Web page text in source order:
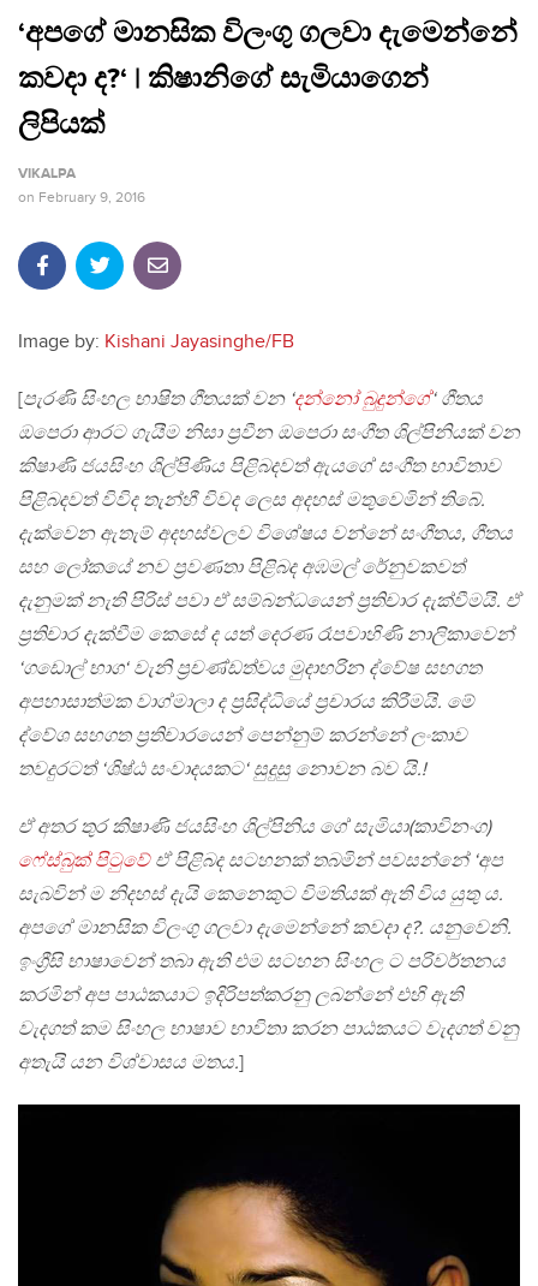
‘අපගේ මානසික විලංගු ගලවා දැමෙන්නේ
කවදා ද?‘ | කිෂානිගේ සැමියාගෙන්
ලිපියක්
VIKALPA
on February 9, 2016
Image by: Kishani Jayasinghe/FB
[පැරණි සිංහල භාෂිත ගීතයක් වන ‘දන්නෝ බුදුන්ගේ‘ ගීතය
ඔපෙරා ආරට ගැයීම නිසා ප්‍රවීන ඔපෙරා සංගීත ශිල්පිනියක් වන
කිෂාණි ජයසිංහ ශිල්පිණිය පිළිබදවත් ඇයගේ සංගීත භාවිතාව
පිළිබදවත් විවිද තැන්හී විවද ලෙස අදහස් මතුවෙමින් තිබේ.
දැක්වෙන ඇතැම් අදහස්වලව විශේෂය වන්නේ සංගීතය, ගීතය
සහ ලෝකයේ නව ප්‍රවණතා පිළිබද අඹමල් රේනුවකවත්
දැනුමක් නැති පිරිස් පවා ඒ සම්බන්ධයෙන් ප්‍රතිචාර දැක්වීමයි. ඒ
ප්‍රතිචාර දැක්වීම කෙසේ ද යත් දෙරණ රෑපවාහිණි නාලිකාවෙන්
‘ගඩොල් භාග‘ වැනි ප්‍රචණ්ඩත්වය මුදාහරින ද්වේෂ සහගත
අපහාසාත්මක වාග්මාලා ද ප්‍රසිද්ධියේ ප්‍රචාරය කිරීමයි. මේ
ද්වේශ සහගත ප්‍රතිචාරයෙන් පෙන්නුම් කරන්නේ ලංකාව
තවදුරටත් ‘ශිෂ්ඨ සංවාදයකට‘ සුදුසු නොවන බව යි.!
ඒ අතර තුර කිෂාණි ජයසිංහ ශිල්පිනිය ගේ සැමියා(කාවිනංග)
ෆේස්බුක් පිටුවේඒ පිළිබද සටහනක් තබමින් පවසන්නේ ‘අප
සැබවින් ම නිදහස් දැයි කෙනෙකුට විමතියක් ඇති විය යුතු ය.
අපගේ මානසික විලංගු ගලවා දැමෙන්නේ කවදා ද?. යනුවෙනි.
ඉංග්‍රීසි භාෂාවෙන් තබා ඇති එම සටහන සිංහල ට පරිවර්තනය
කරමින් අප පාඨකයාට ඉදිරිපත්කරනු ලබන්නේ එහි ඇති
වැදගත් කම සිංහල භාෂාව භාවිතා කරන පාඨකයට වැදගත් වනු
අතැයි යන විශ්වාසය මතය.]